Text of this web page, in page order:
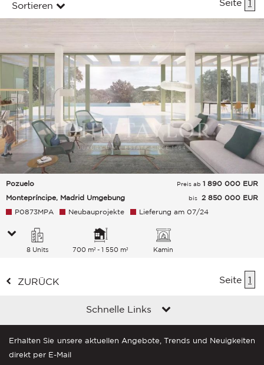
Sortieren Seite 1
Pozuelo
Montepríncipe, Madrid Umgebung
Preis ab 1 890 000 EUR
bis 2 850 000 EUR
P0873MPA
Neubauprojekte Lieferung am 07/24
8 Units 700 m² - 1 550 m² Kamin
ZURÜCK Seite 1
Schnelle Links
Erhalten Sie unsere aktuellen Angebote, Trends und Neuigkeiten
direkt per E-Mail